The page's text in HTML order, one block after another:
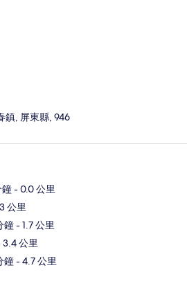
鎮, 屏東縣, 946
鐘- 0.0 公里
公里
鐘- 1.7 公里
3.4 公里
鐘- 4.7 公里